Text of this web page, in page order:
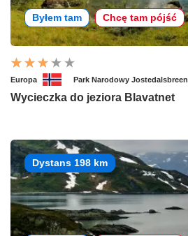
Byłem tam Chcę tam pójść
Europa Park Narodowy Jostedalsbreen
Wycieczka do jeziora Blavatnet
Dystans 198 km